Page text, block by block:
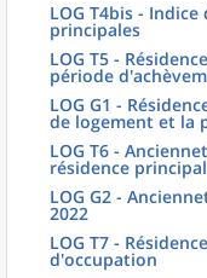
LOG T4bis -
principales
LOG T5 -
période
LOG G1 -
de logement et la
LOG T6 -
résidence
LOG G2 -
2022
LOG T7 -
d'occupation